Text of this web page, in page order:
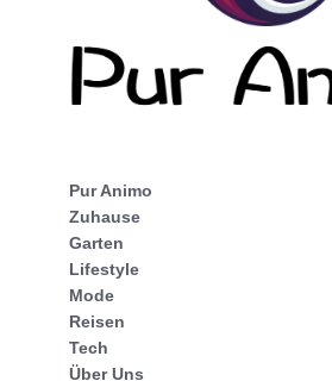
Pur Animo
Zuhause
Garten
Lifestyle
Mode
Reisen
Tech
Über Uns